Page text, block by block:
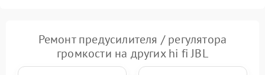
Ремонт предусилителя / регулятора
громкости на других hi fi JBL